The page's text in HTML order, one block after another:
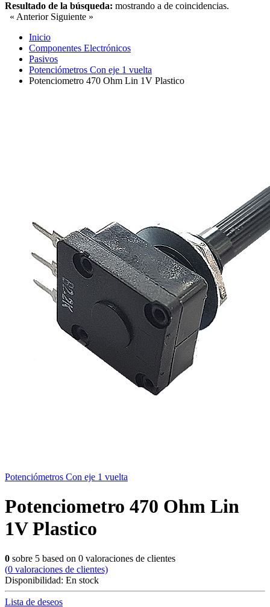
Resultado de la búsqueda: mostrando a de coincidencias.
« Anterior Siguiente »
Inicio
Componentes Electrónicos
Pasivos
Potenciómetros Con eje 1 vuelta
Potenciometro 470 Ohm Lin 1V Plastico
Potenciómetros Con eje 1 vuelta
Potenciometro 470 Ohm Lin
1V Plastico
0 sobre 5 based on 0 valoraciones de clientes
(0 valoraciones de clientes)
Disponibilidad: En stock
Lista de deseos